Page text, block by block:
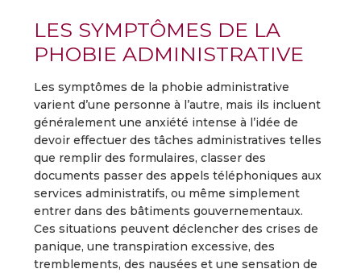
LES SYMPTÔMES DE LA
PHOBIE ADMINISTRATIVE
Les symptômes de la phobie administrative
varient d’une personne à l’autre, mais ils incluent
généralement une anxiété intense à l’idée de
devoir effectuer des tâches administratives telles
que remplir des formulaires, classer des
documents passer des appels téléphoniques aux
services administratifs, ou même simplement
entrer dans des bâtiments gouvernementaux.
Ces situations peuvent déclencher des crises de
panique, une transpiration excessive, des
tremblements, des nausées et une sensation de